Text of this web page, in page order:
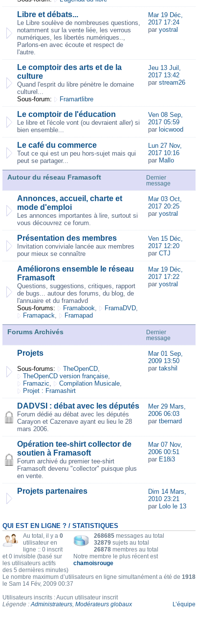
Libre et débats...
Le Libre soulève de nombreuses questions,
notamment sur la vente liée, les verrous
numériques, les libertés numériques..,
Parlons-en avec écoute et respect de
l'autre.
Mar 19 Déc,
2017 17:24
par yostral
Le comptoir des arts et de la
culture
Quand l'esprit du libre pénètre le domaine
culturel...
Sous-forum:
Framartlibre
Jeu 13 Juil,
2017 13:42
par stream26
Le comptoir de l'éducation
Le libre et l'école vont (ou devraient aller) si
bien ensemble...
Ven 08 Sep,
2017 05:59
par loicwood
Le café du commerce
Tout ce qui est un peu hors-sujet mais qui
peut se partager...
Lun 27 Nov,
2017 10:16
par Mallo
Autour du réseau Framasoft
Dernier
message
Annonces, accueil, charte et
mode d'emploi
Les annonces importantes à lire, surtout si
vous découvrez ce forum.
Mar 03 Oct,
2017 20:25
par yostral
Présentation des membres
Invitation conviviale lancée aux membres
pour mieux se connaître
Ven 15 Déc,
2017 12:20
par CTJ
Améliorons ensemble le réseau
Framasoft
Questions, suggestions, critiques, rapport
de bugs... autour des forums, du blog, de
l'annuaire et du framadvd
Sous-forums:
Framabook, FramaDVD,
Framapack, Framapad
Mar 19 Déc,
2017 17:22
par yostral
Forums Archivés
Dernier
message
Projets
Sous-forums: TheOpenCD,
TheOpenCD version française,
Framazic, Compilation Musicale,
Projet : Framashirt
Mar 01 Sep,
2009 13:50
par takshil
DADVSI : débat avec les députés
Forum dédié au débat avec les députés
Carayon et Cazenave ayant eu lieu le 28
mars 2006.
Mer 29 Mars,
2006 06:03
par tbernard
Opération tee-shirt collector de
soutien à Framasoft
Forum archivé du premier tee-shirt
Framasoft devenu "collector" puisque plus
en vente.
Mar 07 Nov,
2006 00:51
par E18i3
Projets partenaires
Dim 14 Mars,
2010 23:21
par Lolo le 13
QUI EST EN LIGNE ? / STATISTIQUES
268685 messages au total
32879 sujets au total
26878 membres au total
Notre membre le plus récent est
chamoisrouge
Au total, il y a 0
utilisateur en
ligne :: 0 inscrit
et 0 invisible (basé sur
les utilisateurs actifs
des 5 dernières minutes)
Le nombre maximum d’utilisateurs en ligne simultanément a été de 1918
le Sam 14 Fév, 2009 00:37
Utilisateurs inscrits : Aucun utilisateur inscrit
Légende :Administrateurs, Modérateurs globaux L’équipe